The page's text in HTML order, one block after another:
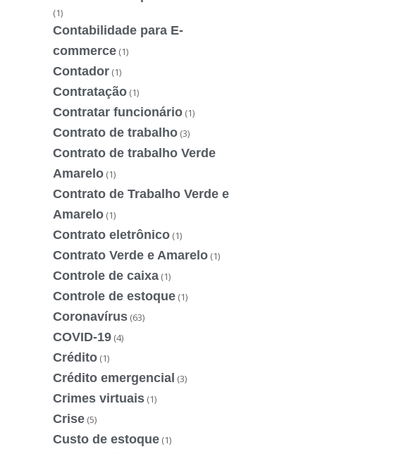
(1)
Contabilidade para E-
commerce (1)
Contador (1)
Contratação (1)
Contratar funcionário (1)
Contrato de trabalho (3)
Contrato de trabalho Verde
Amarelo (1)
Contrato de Trabalho Verde e
Amarelo (1)
Contrato eletrônico (1)
Contrato Verde e Amarelo (1)
Controle de caixa (1)
Controle de estoque (1)
Coronavírus (63)
COVID-19 (4)
Crédito (1)
Crédito emergencial (3)
Crimes virtuais (1)
Crise (5)
Custo de estoque (1)